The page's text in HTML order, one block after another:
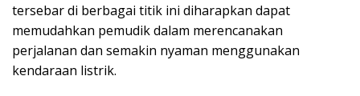
tersebar di berbagai titik ini diharapkan dapat
memudahkan pemudik dalam merencanakan
perjalanan dan semakin nyaman menggunakan
kendaraan listrik.